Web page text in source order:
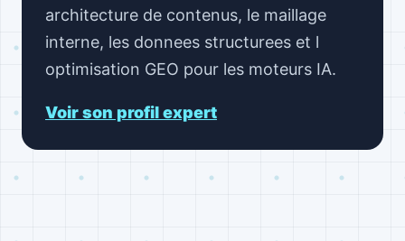
architecture de contenus, le maillage
interne, les donnees structurees et l
optimisation GEO pour les moteurs IA.
Voir son profil expert